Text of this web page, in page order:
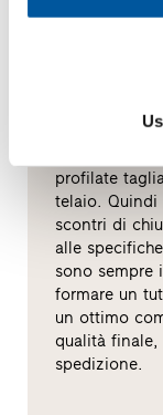
passione per
profilate
telaio. Quindi
scontri di
alle
sono sempre
formare un
un ottimo
qualità
spedizione.